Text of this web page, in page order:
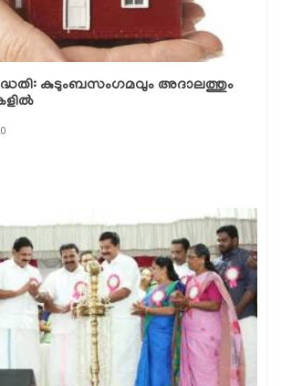
കുടുംബസംഗമവും അദാലത്തും